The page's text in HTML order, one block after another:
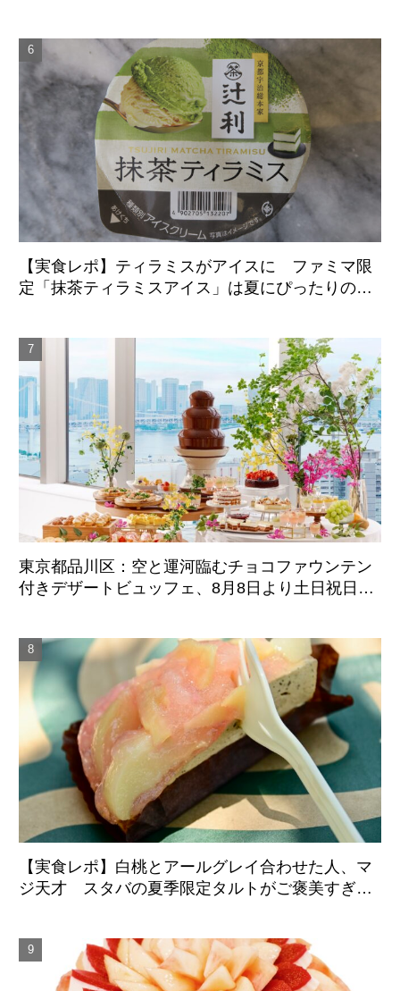
【実食レポ】ティラミスがアイスに ファミマ限
定「抹茶ティラミスアイス」は夏にぴったりの爽
東京都品川区：空と運河臨むチョコファウンテン
付きデザートビュッフェ、8月8日より土日祝日限
【実食レポ】白桃とアールグレイ合わせた人、マ
ジ天才 スタバの夏季限定タルトがご褒美すぎた